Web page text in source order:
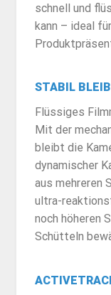
schnell und
kann – ideal
STABIL
Flüssiges
Mit der
bleibt die
dynamischer
aus mehreren
ultra-
noch höheren
Schütteln